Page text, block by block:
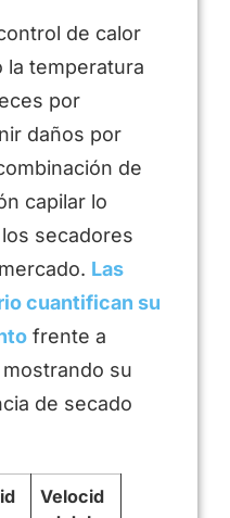
de calor
la temperatura
por
daños por
de
capilar lo
secadores
Las
cuantifican su
frente a
su
de secado
Velocid